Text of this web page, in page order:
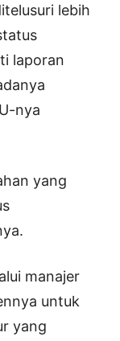
lebih
laporan
nya
yang
manajer
untuk
yang